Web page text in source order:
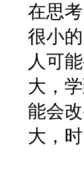
在思
很小
人可
大，
能会
大，